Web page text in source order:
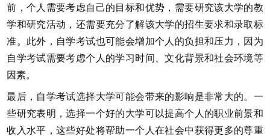
前，个人需要考虑自己的目标和优势，需要研究该大学的教
学和研究活动，还需要充分了解该大学的招生要求和录取标
准。此外，自学考试也可能会增加个人的负担和压力，因为
自学考试需要考虑个人的学习时间、文化背景和社会环境等
因素。
最后，自学考试选择大学可能会带来的影响是非常大的。一
些研究表明，选择一个好的大学可以提高个人的职业前景和
收入水平，这些好处将帮助一个人在社会中获得更多的尊重